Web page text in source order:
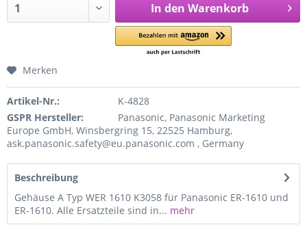
In den Warenkorb
Merken
Artikel-Nr.:
K-4828
GSPR Hersteller:
Panasonic, Panasonic Marketing
Europe GmbH, Winsbergring 15, 22525 Hamburg,
ask.panasonic.safety@eu.panasonic.com , Germany
Beschreibung
Gehäuse A Typ WER 1610 K3058 für Panasonic ER-1610 und
ER-1610. Alle Ersatzteile sind in... mehr